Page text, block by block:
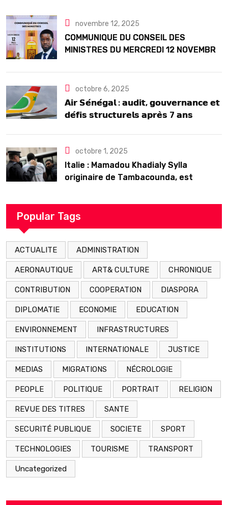
novembre 12, 2025
COMMUNIQUE DU CONSEIL DES
MINISTRES DU MERCREDI 12 NOVEMBRE
octobre 6, 2025
𝗔𝗶𝗿 𝗦𝗲́𝗻𝗲́𝗴𝗮𝗹 : 𝗮𝘂𝗱𝗶𝘁, 𝗴𝗼𝘂𝘃𝗲𝗿𝗻𝗮𝗻𝗰𝗲 𝗲𝘁
𝗱𝗲́𝗳𝗶𝘀 𝘀𝘁𝗿𝘂𝗰𝘁𝘂𝗿𝗲𝗹𝘀 𝗮𝗽𝗿𝗲̀𝘀 7 𝗮𝗻𝘀
octobre 1, 2025
Italie : Mamadou Khadialy Sylla
originaire de Tambacounda, est
Popular Tags
ACTUALITE ADMINISTRATION
AERONAUTIQUE ART& CULTURE CHRONIQUE
CONTRIBUTION COOPERATION DIASPORA
DIPLOMATIE ECONOMIE EDUCATION
ENVIRONNEMENT INFRASTRUCTURES
INSTITUTIONS INTERNATIONALE JUSTICE
MEDIAS MIGRATIONS NÉCROLOGIE
PEOPLE POLITIQUE PORTRAIT RELIGION
REVUE DES TITRES SANTE
SECURITÉ PUBLIQUE SOCIETE SPORT
TECHNOLOGIES TOURISME TRANSPORT
Uncategorized